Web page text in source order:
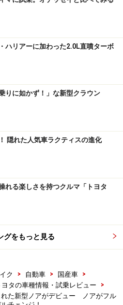
ハリアーに加わった2.0L直噴ターボ
りに如かず！」な新型クラウン
隠れた人気車ラクティスの進化
れる楽しさを持つクルマ「トヨタ
グをもっと見る
ク > 自動車 > 国産車
>
ヨタの車種情報・試乗レビュー
>
た新型ノアがデビュー ノアがフル